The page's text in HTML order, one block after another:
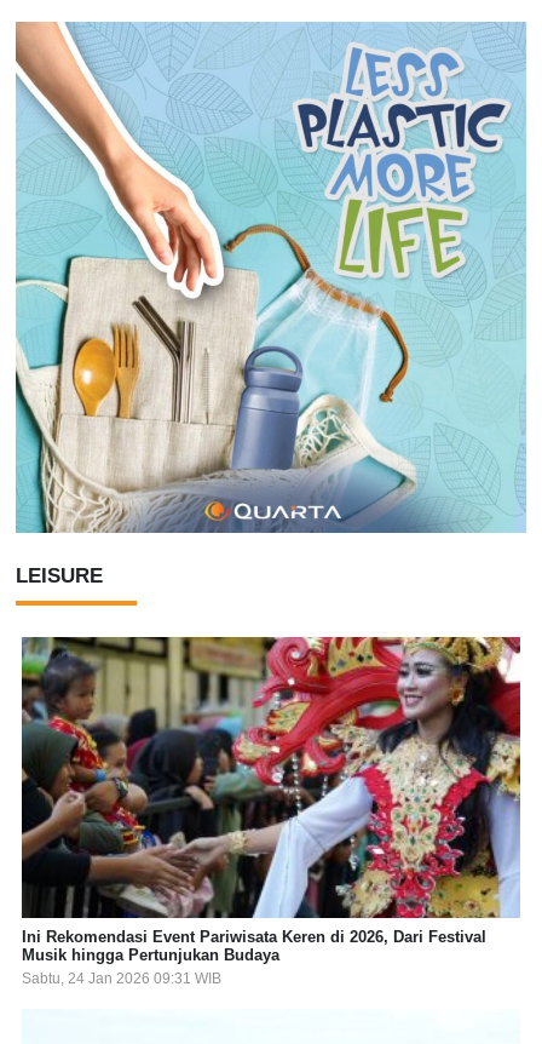
LEISURE
Ini Rekomendasi Event Pariwisata Keren di 2026, Dari Festival
Musik hingga Pertunjukan Budaya
Sabtu, 24 Jan 2026 09:31 WIB